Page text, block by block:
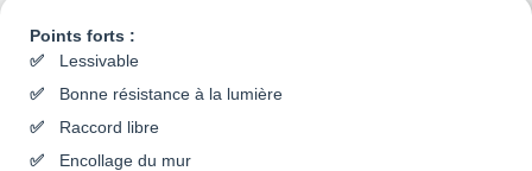
Points forts :
Lessivable
Bonne résistance à la lumière
Raccord libre
Encollage du mur